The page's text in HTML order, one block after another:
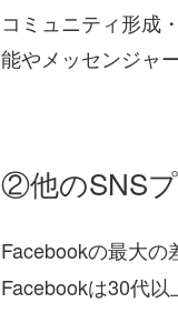
コミュニティ形成
能やメッセンジャ
②他のSNS
Facebookの最大の
Facebookは30代以